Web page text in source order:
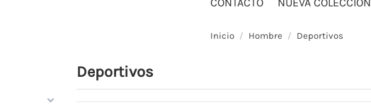
Inicio Hombre Deportivos
Deportivos